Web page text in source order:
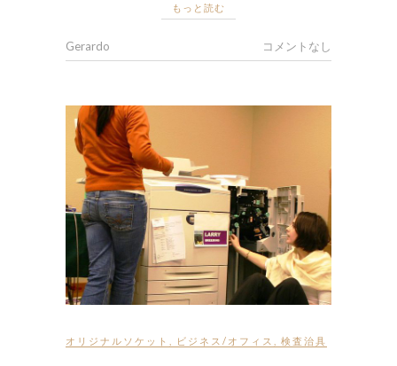
もっと読む
Gerardo コメントなし
オリジナルソケット ビジネス/オフィス 検査治具